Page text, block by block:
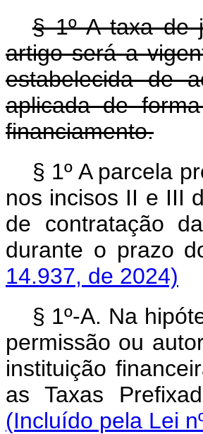
§ 1º A taxa de
artigo será a
estabelecida de
aplicada de
financiamento.
§ 1º A parcela
nos incisos II e III
de contratação
durante o prazo
14.937, de 2024)
§ 1º-A. Na
permissão ou
instituição
as Taxas
(Incluído pela Lei